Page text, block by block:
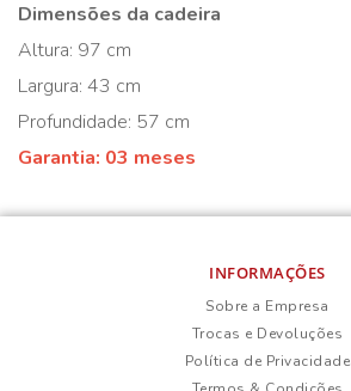
Dimensões da cadeira
Altura: 97 cm
Largura: 43 cm
Profundidade: 57 cm
Garantia: 03 meses
INFORMAÇÕES
Sobre a Empresa
Trocas e Devoluções
Política de Privacidade